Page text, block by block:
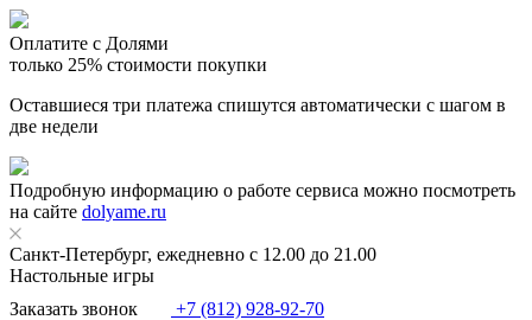
Оплатите с Долями
только 25% стоимости покупки
Оставшиеся три платежа спишутся автоматически с шагом в
две недели
Подробную информацию о работе сервиса можно посмотреть
на сайте dolyame.ru
Санкт-Петербург, ежедневно с 12.00 до 21.00
Настольные игры
Заказать звонок
+7 (812) 928-92-70